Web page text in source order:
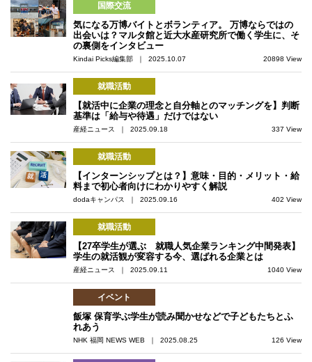
国際交流
気になる万博バイトとボランティア。 万博ならではの
出会いは？マルタ館と近大水産研究所で働く学生に、そ
の裏側をインタビュー
Kindai Picks編集部 ｜ 2025.10.07 20898 View
就職活動
【就活中に企業の理念と自分軸とのマッチングを】判断
基準は「給与や待遇」だけではない
産経ニュース ｜ 2025.09.18 337 View
就職活動
【インターンシップとは？】意味・目的・メリット・給
料まで初心者向けにわかりやすく解説
dodaキャンパス ｜ 2025.09.16 402 View
就職活動
【27卒学生が選ぶ 就職人気企業ランキング中間発表】
学生の就活観が変容する今、選ばれる企業とは
産経ニュース ｜ 2025.09.11 1040 View
イベント
飯塚 保育学ぶ学生が読み聞かせなどで子どもたちとふ
れあう
NHK 福岡 NEWS WEB ｜ 2025.08.25 126 View